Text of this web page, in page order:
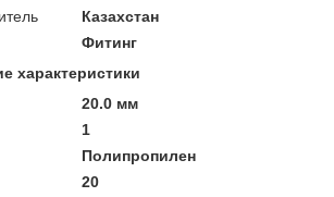
Казахстан
Фитинг
характеристики
20.0 мм
1
Полипропилен
20